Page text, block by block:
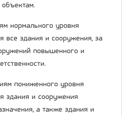
нормального уровня
все здания и сооружения, за
повышенного и
пониженного уровня
здания и сооружения
а также здания и